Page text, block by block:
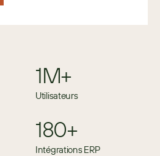
1M+
Utilisateurs
180+
Intégrations ERP